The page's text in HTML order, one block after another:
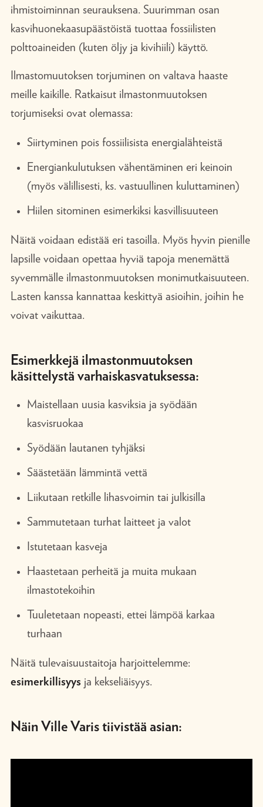
ihmistoiminnan seurauksena. Suurimman osan
kasvihuonekaasupäästöistä tuottaa fossiilisten
polttoaineiden (kuten öljy ja kivihiili) käyttö.
Ilmastomuutoksen torjuminen on valtava haaste
meille kaikille. Ratkaisut ilmastonmuutoksen
torjumiseksi ovat olemassa:
Siirtyminen pois fossiilisista energialähteistä
Energiankulutuksen vähentäminen eri keinoin
(myös välillisesti, ks. vastuullinen kuluttaminen)
Hiilen sitominen esimerkiksi kasvillisuuteen
Näitä voidaan edistää eri tasoilla. Myös hyvin pienille
lapsille voidaan opettaa hyviä tapoja menemättä
syvemmälle ilmastonmuutoksen monimutkaisuuteen.
Lasten kanssa kannattaa keskittyä asioihin, joihin he
voivat vaikuttaa.
Esimerkkejä ilmastonmuutoksen
käsittelystä varhaiskasvatuksessa:
Maistellaan uusia kasviksia ja syödään
kasvisruokaa
Syödään lautanen tyhjäksi
Säästetään lämmintä vettä
Liikutaan retkille lihasvoimin tai julkisilla
Sammutetaan turhat laitteet ja valot
Istutetaan kasveja
Haastetaan perheitä ja muita mukaan
ilmastotekoihin
Tuuletetaan nopeasti, ettei lämpöä karkaa
turhaan
Näitä tulevaisuustaitoja harjoittelemme:
esimerkillisyys ja kekseliäisyys.
Näin Ville Varis tiivistää asian: